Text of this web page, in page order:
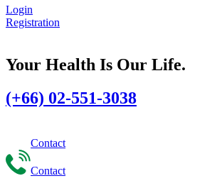
Login
Registration
Your Health Is Our Life.
(+66) 02-551-3038
Contact
Contact